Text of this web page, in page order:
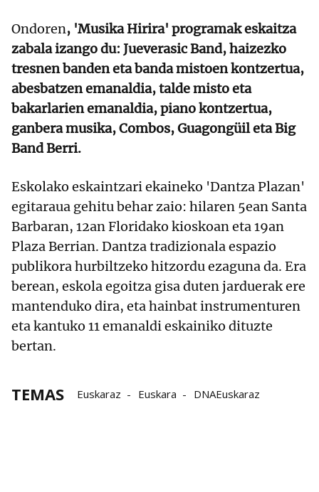
Ondoren, 'Musika Hirira' programak eskaitza
zabala izango du: Jueverasic Band, haizezko
tresnen banden eta banda mistoen kontzertua,
abesbatzen emanaldia, talde misto eta
bakarlarien emanaldia, piano kontzertua,
ganbera musika, Combos, Guagongüil eta Big
Band Berri.
Eskolako eskaintzari ekaineko 'Dantza Plazan'
egitaraua gehitu behar zaio: hilaren 5ean Santa
Barbaran, 12an Floridako kioskoan eta 19an
Plaza Berrian. Dantza tradizionala espazio
publikora hurbiltzeko hitzordu ezaguna da. Era
berean, eskola egoitza gisa duten jarduerak ere
mantenduko dira, eta hainbat instrumenturen
eta kantuko 11 emanaldi eskainiko dituzte
bertan.
TEMAS Euskaraz Euskara DNAEuskaraz